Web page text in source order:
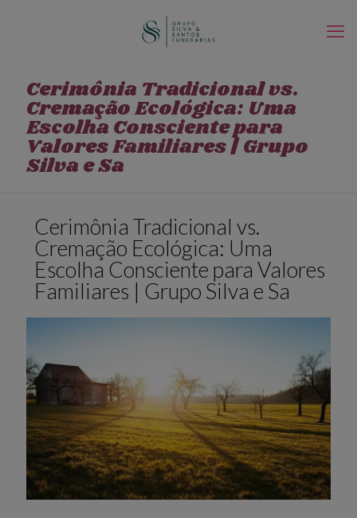
Cerimônia Tradicional vs.
Cremação Ecológica: Uma
Escolha Consciente para
Valores Familiares | Grupo
Silva e Sa
Cerimônia Tradicional vs.
Cremação Ecológica: Uma
Escolha Consciente para Valores
Familiares | Grupo Silva e Sa